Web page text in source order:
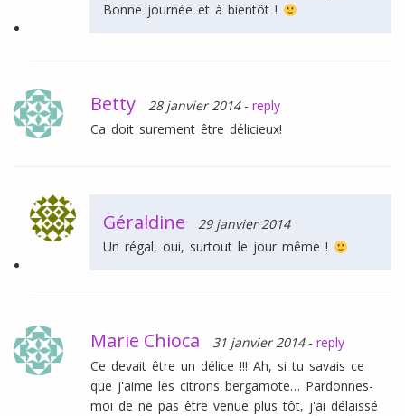
Bonne journée et à bientôt !
Betty 28 janvier 2014 - reply
Ca doit surement être délicieux!
Géraldine
29 janvier 2014
Un régal, oui, surtout le jour même !
Marie Chioca 31 janvier 2014 - reply
Ce devait être un délice !!! Ah, si tu savais ce
que j'aime les citrons bergamote… Pardonnes-
moi de ne pas être venue plus tôt, j'ai délaissé